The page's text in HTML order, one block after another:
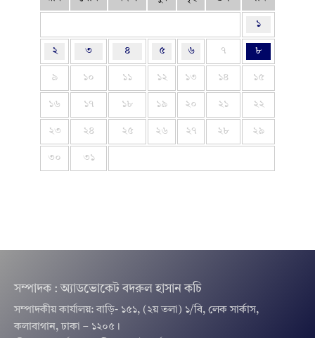
১
২ ৩ ৪ ৫ ৬ ৭ ৮
৯ ১০ ১১ ১২ ১৩ ১৪ ১৫
১৬ ১৭ ১৮ ১৯ ২০ ২১ ২২
২৩ ২৪ ২৫ ২৬ ২৭ ২৮ ২৯
৩০ ৩১
সম্পাদক : অ্যাডভোকেট বদরুল হাসান কচি
সম্পাদকীয় কার্যালয়: বাড়ি- ১৫১, (২য় তলা) ১/বি, লেক সার্কাস,
কলাবাগান, ঢাকা – ১২০৫।